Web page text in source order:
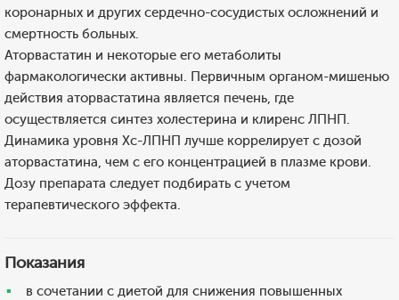
коронарных и других сердечно-сосудистых осложнений и
смертность больных.
Аторвастатин и некоторые его метаболиты
фармакологически активны. Первичным органом-мишенью
действия аторвастатина является печень, где
осуществляется синтез холестерина и клиренс ЛПНП.
Динамика уровня Хс-ЛПНП лучше коррелирует с дозой
аторвастатина, чем с его концентрацией в плазме крови.
Дозу препарата следует подбирать с учетом
терапевтического эффекта.
Показания
в сочетании с диетой для снижения повышенных